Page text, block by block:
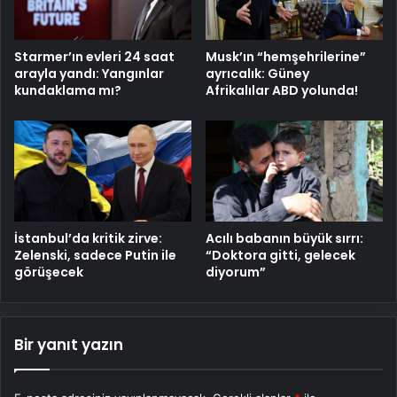
Starmer’ın evleri 24 saat
arayla yandı: Yangınlar
kundaklama mı?
Musk’ın “hemşehrilerine”
ayrıcalık: Güney
Afrikalılar ABD yolunda!
İstanbul’da kritik zirve:
Zelenski, sadece Putin ile
görüşecek
Acılı babanın büyük sırrı:
“Doktora gitti, gelecek
diyorum”
Bir yanıt yazın